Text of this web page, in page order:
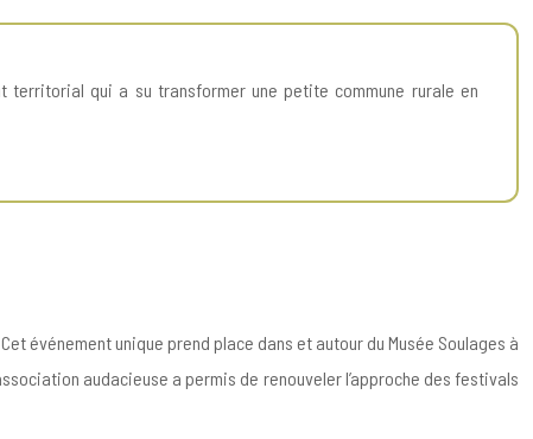
territorial qui a su transformer une petite commune rurale en
événement unique prend place dans et autour du Musée Soulages à
audacieuse a permis de renouveler l’approche des festivals